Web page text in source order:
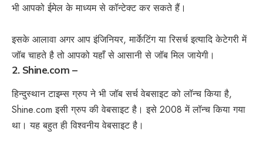
भी आपको ईमेल के माध्यम से कॉन्टेक्ट कर सकते हैं।
इसके आलावा अगर आप इंजिनियर, मार्केटिंग या रिसर्च इत्यादि केटेगरी में
जॉब चाहते है तो आपको यहाँ से आसानी से जॉब मिल जायेगी।
2. Shine.com –
हिन्दुस्थान टाइम्स ग्रुप ने भी जॉब सर्च वेबसाइट को लॉन्च किया है,
Shine.com इसी ग्रुप की वेबसाइट है। इसे 2008 में लॉन्च किया गया
था। यह बहुत ही विश्वनीय वेबसाइट है।